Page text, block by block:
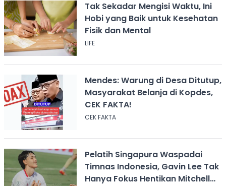
Tak Sekadar Mengisi Waktu, Ini
Hobi yang Baik untuk Kesehatan
Fisik dan Mental
LIFE
Mendes: Warung di Desa Ditutup,
Masyarakat Belanja di Kopdes,
CEK FAKTA!
CEK FAKTA
Pelatih Singapura Waspadai
Timnas Indonesia, Gavin Lee Tak
Hanya Fokus Hentikan Mitchell